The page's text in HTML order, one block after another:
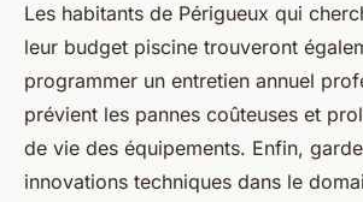
Les habitants de Périgueux qui
leur budget piscine trouveront
programmer un entretien annuel
prévient les pannes coûteuses et
de vie des équipements. Enfin,
innovations techniques dans le